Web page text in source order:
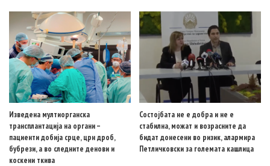
Изведена мултиорганска
трансплантација на органи –
пациенти добија срце, црн дроб,
бубрези, а во следните денови и
коскени ткива
Состојбата не е добра и не е
стабилна, можат и возрасните да
бидат донесени во ризик, алармира
Петличковски за големата кашлица